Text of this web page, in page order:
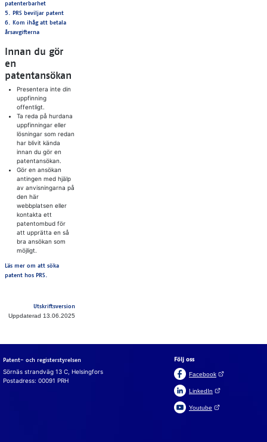
patenterbarhet
5. PRS beviljar patent
6. Kom ihåg att betala
årsavgifterna
Innan du gör
en
patentansökan
Presentera inte din
uppfinning
offentligt.
Ta reda på hurdana
uppfinningar eller
lösningar som redan
har blivit kända
innan du gör en
patentansökan.
Gör en ansökan
antingen med hjälp
av anvisningarna på
den här
webbplatsen eller
kontakta ett
patentombud för
att upprätta en så
bra ansökan som
möjligt.
Läs mer om att söka
patent hos PRS.
Utskriftsversion
Uppdaterad 13.06.2025
Patent- och registerstyrelsen
Sörnäs strandväg 13 C, Helsingfors
Postadress: 00091 PRH
Följ oss
Facebook(Öppnas i en ny
LinkedIn (Öppnas i en ny flik)
Youtube (Öppnas i en ny flik)